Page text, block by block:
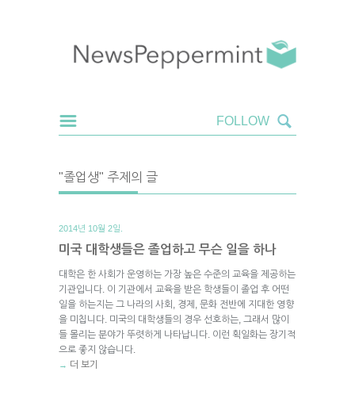
"졸업생" 주제의 글
2014년 10월 2일.
미국 대학생들은 졸업하고 무슨 일을 하나
대학은 한 사회가 운영하는 가장 높은 수준의 교육을 제공하는
기관입니다. 이 기관에서 교육을 받은 학생들이 졸업 후 어떤
일을 하는지는 그 나라의 사회, 경제, 문화 전반에 지대한 영향
을 미칩니다. 미국의 대학생들의 경우 선호하는, 그래서 많이
들 몰리는 분야가 뚜렷하게 나타납니다. 이런 획일화는 장기적
으로 좋지 않습니다.
→ 더 보기